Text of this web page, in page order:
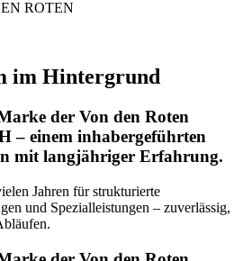
im Hintergrund
der Von den Roten
– einem inhabergeführten
mit langjähriger Erfahrung.
Jahren für strukturierte
und Spezialleistungen – zuverlässig,